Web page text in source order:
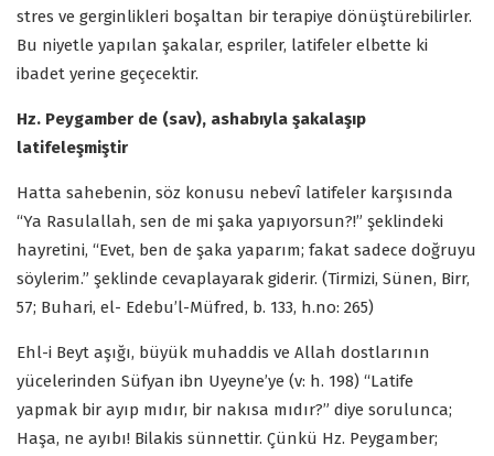
stres ve gerginlikleri boşaltan bir terapiye dönüştürebilirler.
Bu niyetle yapılan şakalar, espriler, latifeler elbette ki
ibadet yerine geçecektir.
Hz. Peygamber de (sav), ashabıyla şakalaşıp
latifeleşmiştir
Hatta sahebenin, söz konusu nebevî latifeler karşısında
“Ya Rasulallah, sen de mi şaka yapıyorsun?!” şeklindeki
hayretini, “Evet, ben de şaka yaparım; fakat sadece doğruyu
söylerim.” şeklinde cevaplayarak giderir. (Tirmizi, Sünen, Birr,
57; Buhari, el- Edebu’l-Müfred, b. 133, h.no: 265)
Ehl-i Beyt aşığı, büyük muhaddis ve Allah dostlarının
yücelerinden Süfyan ibn Uyeyne’ye (v: h. 198) “Latife
yapmak bir ayıp mıdır, bir nakısa mıdır?” diye sorulunca;
Haşa, ne ayıbı! Bilakis sünnettir. Çünkü Hz. Peygamber;